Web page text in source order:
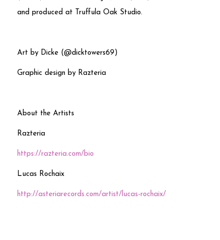
and produced at Truffula Oak Studio.
Art by Dicke (@dicktowers69)
Graphic design by Razteria
About the Artists
Razteria
https://razteria.com/bio
Lucas Rochaix
http://asteriarecords.com/artist/lucas-rochaix/